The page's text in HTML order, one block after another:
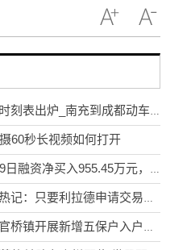
南充到成都动车时刻表出炉_南充到成都动车时刻表
60秒长视频如何打开
星源材质：6月19日融资净买入955.45万元，连续3日累计净买入1168.97万元
【世界新要闻】热记：只要利拉德申请交易热火就会出手 篮网会是有力的竞争者
县社会救助局赴官桥镇开展新增五保户入户核查工作 环球关注